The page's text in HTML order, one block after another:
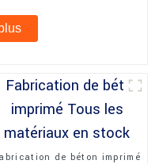
de béton imprimé